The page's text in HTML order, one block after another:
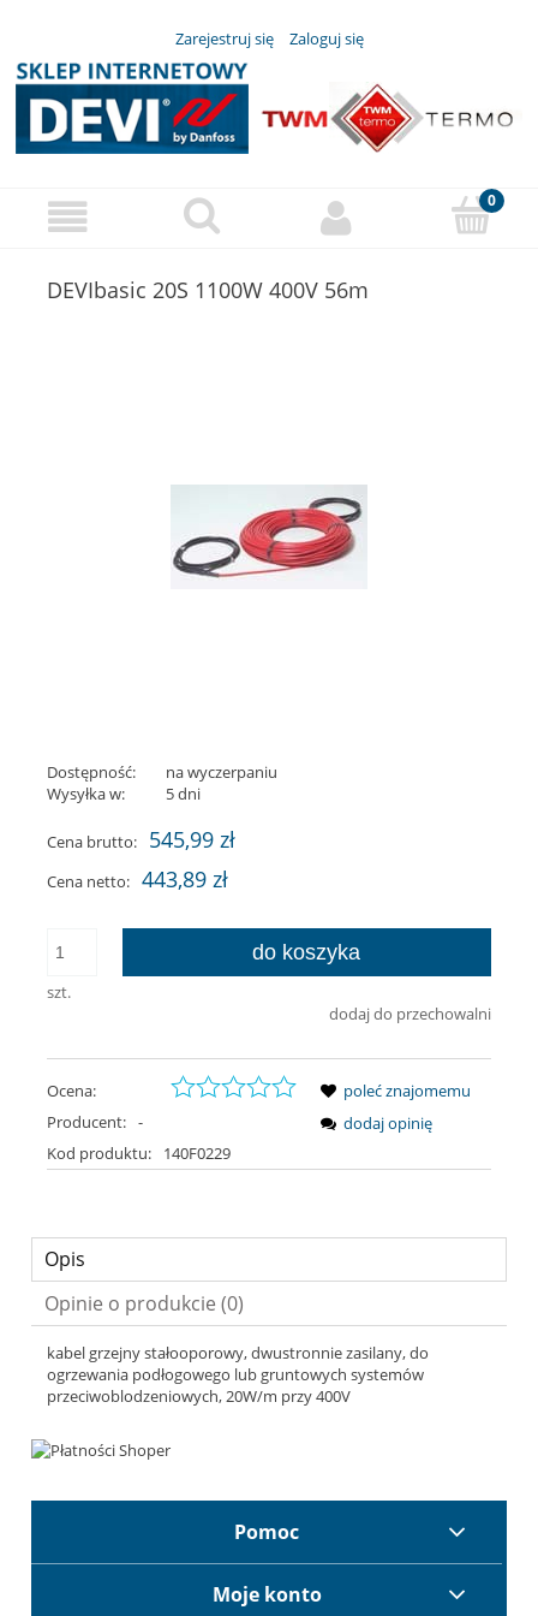
Zarejestruj się Zaloguj się
DEVIbasic 20S 1100W 400V 56m
Dostępność:
na wyczerpaniu
Wysyłka w:
5 dni
Cena brutto: 545,99 zł
Cena netto: 443,89 zł
szt.
do koszyka
dodaj do przechowalni
Ocena:
Producent: -
Kod produktu:
140F0229
poleć znajomemu
dodaj opinię
Opis
Opinie o produkcie (0)
kabel grzejny stałooporowy, dwustronnie zasilany, do
ogrzewania podłogowego lub gruntowych systemów
przeciwoblodzeniowych, 20W/m przy 400V
Pomoc
Moje konto